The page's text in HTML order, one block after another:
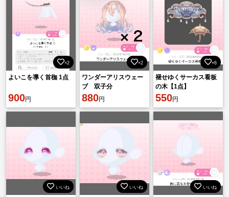
×2
よいこを導く首枷 1点
900円
×2
ワンダーアリスウェー
ブ 双子分
880円
×6
褪せゆくサーカス看板
の木【1点】
550円
いいね いいね いいね